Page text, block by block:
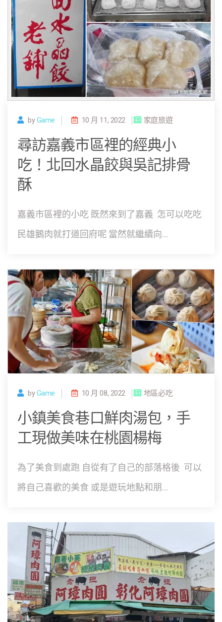
byGame 10 月 11, 2022 家庭旅遊
尋訪嘉義市區裡的經典小
吃！北回水晶餃與吳記排骨
酥
嘉義市區裡的小吃 既然來到了嘉義 怎可以吃吃
民雄鵝肉就打道回府呢 當然就繼續向...
byGame 10 月 08, 2022 地區必吃
小鎮美食巷口鮮肉湯包，手
工現做美味在桃園楊梅
為了美食到處跑 自從有了自己的部落格後 可以
將自己喜歡的美食 或是遊玩地點和朋...